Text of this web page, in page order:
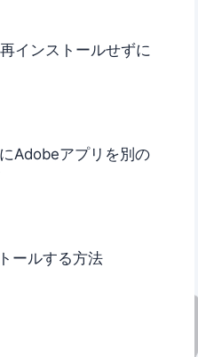
インストールせずに
Adobeアプリを別の
ールする方法